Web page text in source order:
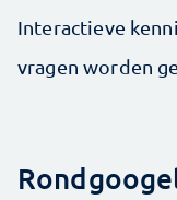
Interactieve
vragen worden